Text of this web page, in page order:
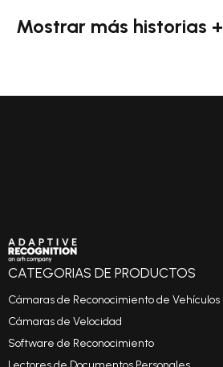
Mostrar más historias +
CATEGORIAS DE PRODUCTOS
Cámaras de Reconocimiento de Vehículos
Cámaras de Velocidad
Software de Reconocimiento